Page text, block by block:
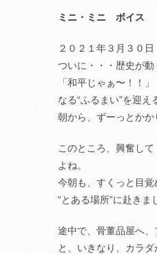
ミニ・ミニ ボイス
２０２１年３月３０日
ついに・・・歴史が動
「和平じゃぁ〜！！」
なる“ふるまい”を迎え
朝から、ずーっとかか
このところ、興奮し
よね。
今朝も、すくっと目
“とある場所”に赴きま
途中で、骨董品屋へ、
と、いきなり、カラダ